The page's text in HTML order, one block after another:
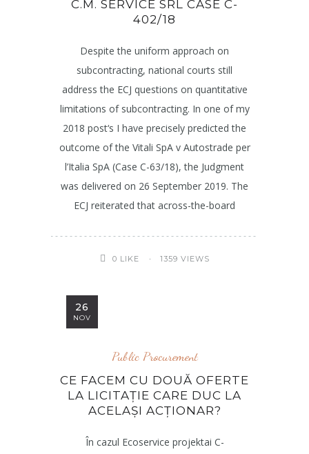
C.M. SERVICE SRL CASE C-
402/18
Despite the uniform approach on
subcontracting, national courts still
address the ECJ questions on quantitative
limitations of subcontracting. In one of my
2018 post‘s I have precisely predicted the
outcome of the Vitali SpA v Autostrade per
l’Italia SpA (Case C-63/18), the Judgment
was delivered on 26 September 2019. The
ECJ reiterated that across-the-board
0 LIKE 1359 VIEWS
26
NOV
Public Procurement
CE FACEM CU DOUĂ OFERTE
LA LICITAȚIE CARE DUC LA
ACELAȘI ACȚIONAR?
În cazul Ecoservice projektai C-